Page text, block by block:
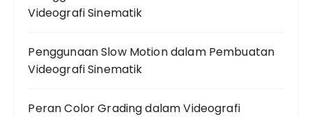
Videografi Sinematik
Penggunaan Slow Motion dalam Pembuatan
Videografi Sinematik
Peran Color Grading dalam Videografi